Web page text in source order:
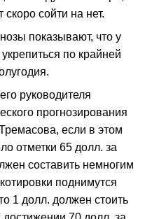
сойти на нет.
показывают, что у
по крайней
руководителя
прогнозирования
если в этом
отметки 65 долл. за
составить немногим
поднимутся
1 долл. должен стоить